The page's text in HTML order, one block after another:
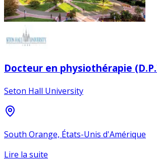
Docteur en physiothérapie
Seton Hall University
South Orange, États-Unis d'Amérique
Lire la suite